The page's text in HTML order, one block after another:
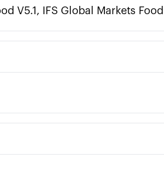
V5.1, IFS Global Markets